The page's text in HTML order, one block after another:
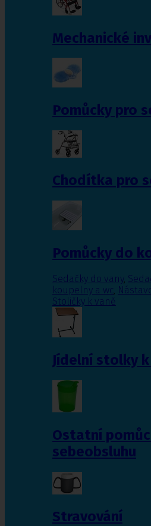
Mechanické
Pomůcky pro
Chodítka pro
Pomůcky do
Sedačky do vany,
koupelny a wc,
Stoličky k vaně
Jídelní stolky
Ostatní
sebeobsluhu
Stravování